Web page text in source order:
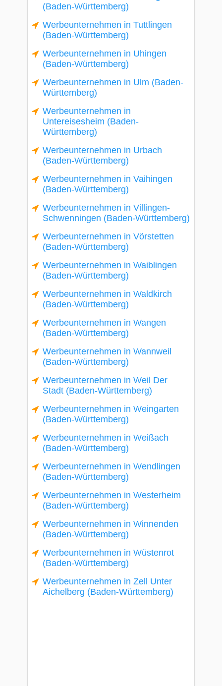
(Baden-Württemberg)
Werbeunternehmen in Tuttlingen
(Baden-Württemberg)
Werbeunternehmen in Uhingen
(Baden-Württemberg)
Werbeunternehmen in Ulm (Baden-
Württemberg)
Werbeunternehmen in
Untereisesheim (Baden-
Württemberg)
Werbeunternehmen in Urbach
(Baden-Württemberg)
Werbeunternehmen in Vaihingen
(Baden-Württemberg)
Werbeunternehmen in Villingen-
Schwenningen (Baden-Württemberg)
Werbeunternehmen in Vörstetten
(Baden-Württemberg)
Werbeunternehmen in Waiblingen
(Baden-Württemberg)
Werbeunternehmen in Waldkirch
(Baden-Württemberg)
Werbeunternehmen in Wangen
(Baden-Württemberg)
Werbeunternehmen in Wannweil
(Baden-Württemberg)
Werbeunternehmen in Weil Der
Stadt (Baden-Württemberg)
Werbeunternehmen in Weingarten
(Baden-Württemberg)
Werbeunternehmen in Weißach
(Baden-Württemberg)
Werbeunternehmen in Wendlingen
(Baden-Württemberg)
Werbeunternehmen in Westerheim
(Baden-Württemberg)
Werbeunternehmen in Winnenden
(Baden-Württemberg)
Werbeunternehmen in Wüstenrot
(Baden-Württemberg)
Werbeunternehmen in Zell Unter
Aichelberg (Baden-Württemberg)